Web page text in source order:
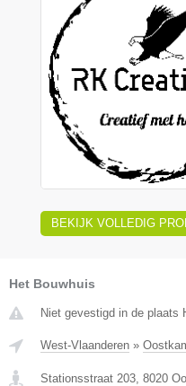
BEKIJK VOLLEDIG
Het Bouwhuis
Niet gevestigd in de plaats
West-Vlaanderen »
Stationsstraat 203 8020